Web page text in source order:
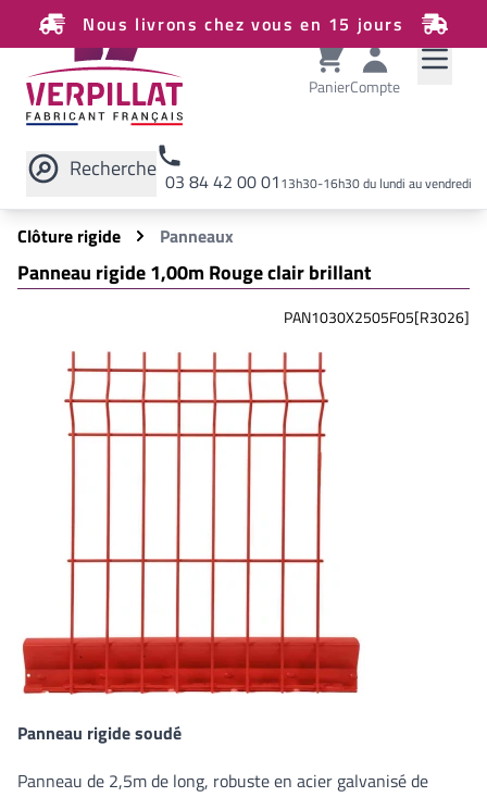
Nous livrons chez vous en 15 jours
PanierCompte
Recherche 03 84 42 00 0113h30-16h30 du lundi au vendredi
Rechercher sur le site
Clôture rigide
Panneaux
Panneau rigide 1,00m Rouge clair brillant
PAN1030X2505F05[R3026]
Panneau rigide soudé
Panneau de 2,5m de long, robuste en acier galvanisé de